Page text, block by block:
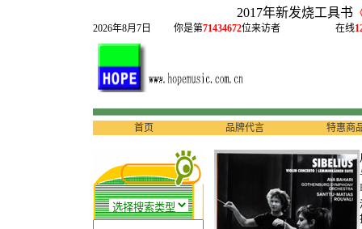
2017年新发烧工具书
2026年8月7日 你是第71434672位来访者 在线
首页 品牌代言 特惠商